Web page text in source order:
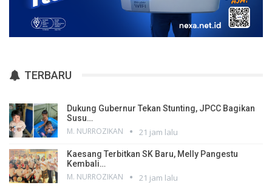
TERBARU
Dukung Gubernur Tekan Stunting, JPCC Bagikan
Susu…
M. NURROZIKAN 21 jam lalu
Kaesang Terbitkan SK Baru, Melly Pangestu
Kembali…
M. NURROZIKAN 21 jam lalu